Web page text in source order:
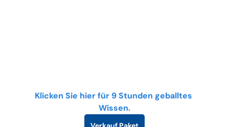
Klicken Sie hier für 9 Stunden geballtes
Wissen.